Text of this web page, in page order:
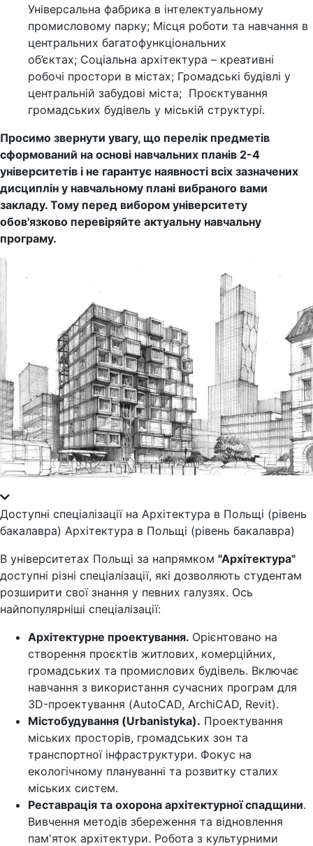
Універсальна фабрика в інтелектуальному
промисловому парку; Місця роботи та навчання в
центральних багатофункціональних
об’єктах; Соціальна архітектура – креативні
робочі простори в містах; Громадські будівлі у
центральній забудові міста; Проєктування
громадських будівель у міській структурі.
Просимо звернути увагу, що перелік предметів
сформований на основі навчальних планів 2-4
університетів і не гарантує наявності всіх зазначених
дисциплін у навчальному плані вибраного вами
закладу. Тому перед вибором університету
обов'язково перевіряйте актуальну навчальну
програму.
Доступні спеціалізації на Архітектура в Польщі (рівень
бакалавра) Архітектура в Польщі (рівень бакалавра)
В університетах Польщі за напрямком "Архітектура"
доступні різні спеціалізації, які дозволяють студентам
розширити свої знання у певних галузях. Ось
найпопулярніші спеціалізації:
Архітектурне проектування. Орієнтовано на
створення проєктів житлових, комерційних,
громадських та промислових будівель. Включає
навчання з використання сучасних програм для
3D-проектування (AutoCAD, ArchiCAD, Revit).
Містобудування (Urbanistyka). Проектування
міських просторів, громадських зон та
транспортної інфраструктури. Фокус на
екологічному плануванні та розвитку сталих
міських систем.
Реставрація та охорона архітектурної спадщини.
Вивчення методів збереження та відновлення
пам'яток архітектури. Робота з культурними